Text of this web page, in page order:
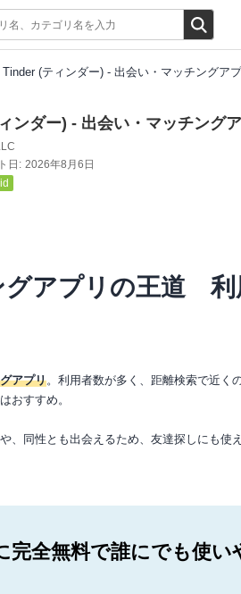
Tinder (ティンダー) - 出会い・マッチングア
ンダー) - 出会い・マッチング
日: 2026年8月6日
グアプリの王道 利
アプリ。利用者数が多く、距離検索で近く
おすすめ。
、同性とも出会えるため、友達探しにも使え
完全無料で誰にでも使い